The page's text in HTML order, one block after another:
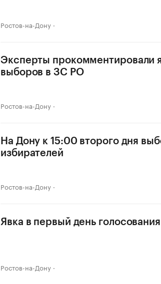
Ростов-на-Дону
Эксперты прокомментировали
выборов в ЗС РО
Ростов-на-Дону
На Дону к 15:00 второго дня
избирателей
Ростов-на-Дону
Явка в первый день
Ростов-на-Дону